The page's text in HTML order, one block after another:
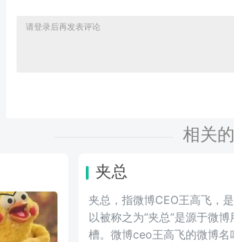
相关
夹总
夹总，指微博CEO王高飞，
以被称之为“夹总”是源于微
槽。微博ceo王高飞的微博名